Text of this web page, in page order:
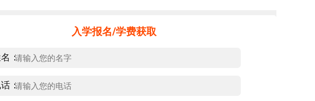
入学报名/学费获取
：
：